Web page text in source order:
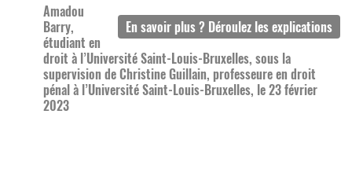
Amadou
Barry,
étudiant en
droit à l’Université Saint-Louis-Bruxelles, sous la
supervision de Christine Guillain, professeure en droit
pénal à l’Université Saint-Louis-Bruxelles, le 23 février
2023